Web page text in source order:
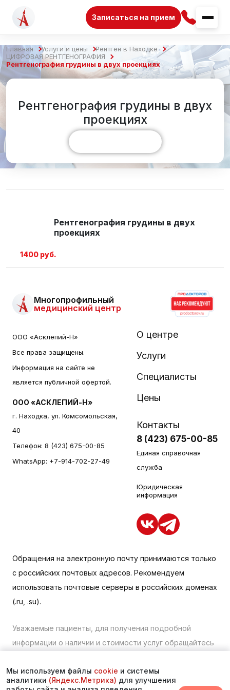
Записаться на прием
Главная Услуги и цены
Рентген в Находке
ЦИФРОВАЯ РЕНТГЕНОГРАФИЯ
Рентгенография грудины в двух проекциях
Рентгенография грудины в двух
проекциях
Рентгенография грудины в двух
проекциях
1400 руб.
Многопрофильный
медицинский центр
ООО «Асклепий-Н»
Все права защищены.
Информация на сайте не
является публичной офертой.
ООО «АСКЛЕПИЙ-Н»
г. Находка, ул. Комсомольская,
40
Телефон: 8 (423) 675-00-85
WhatsApp: +7-914-702-27-49
О центре
Услуги
Специалисты
Цены
Контакты
8 (423) 675-00-85
Единая справочная
служба
Юридическая
информация
Обращения на электронную почту принимаются только
с российских почтовых адресов. Рекомендуем
использовать почтовые серверы в российских доменах
(.ru, .su).
Уважаемые пациенты, для получения подробной
информации о наличии и стоимости услуг обращайтесь
связи или по телефону в Находке:+7 (423) 675-00-85
Мы используем файлы cookie и системы
аналитики (Яндекс.Метрика) для улучшения